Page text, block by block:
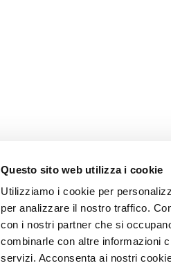
Questo sito web utilizza i cookie
Utilizziamo i cookie per
per analizzare il nostro traffico.
con i nostri partner che si
combinarle con altre informazioni
servizi. Acconsenta ai nostri